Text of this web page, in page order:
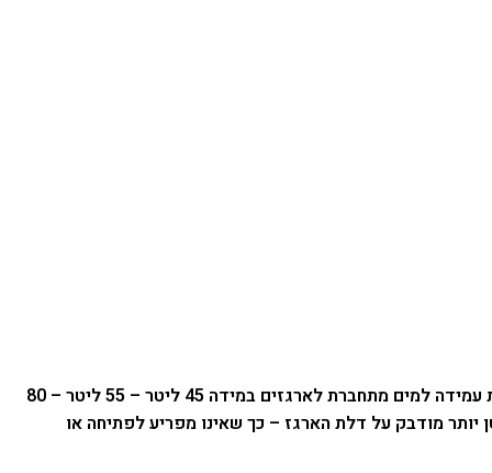
משענת מרופדת עמידה למים מתחברת לארגזים במידה 45 ליטר – 55 ליטר – 80
מודבק על דלת הארגז – כך שאינו מפריע לפתיחה או